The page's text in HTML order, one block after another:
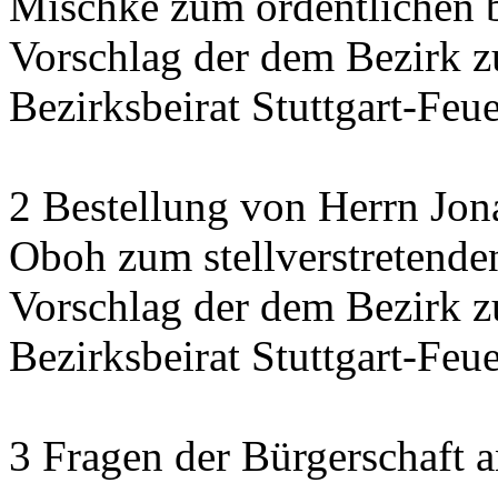
Vorschlag der dem Bezirk
Bezirksbeirat Stuttgart-
2 Bestellung von Herrn
Oboh zum
Vorschlag der dem Bezirk
Bezirksbeirat Stuttgart-
3 Fragen der Bürgerschaft